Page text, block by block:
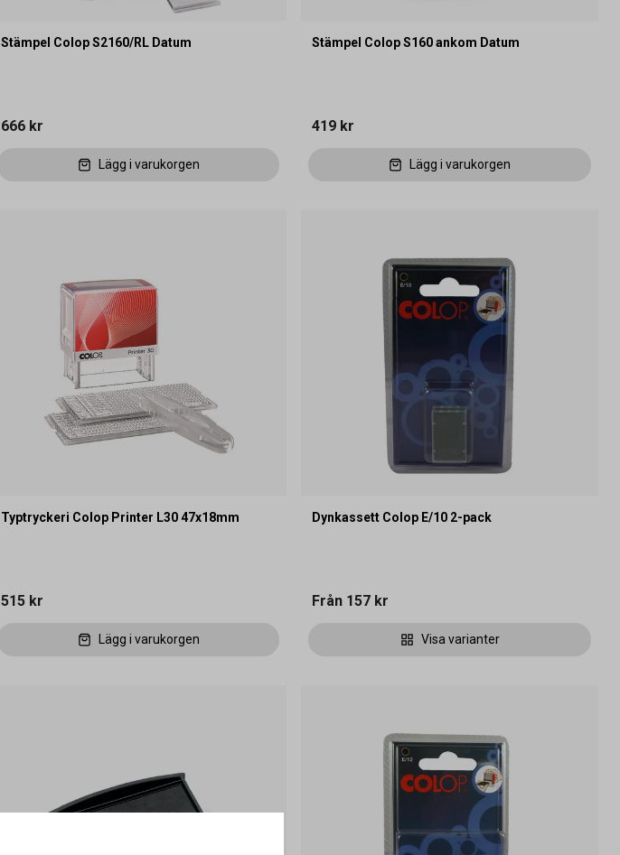
Stämpel Colop S2160/RL Datum
666 kr
Lägg i varukorgen
Stämpel Colop S160 ankom Datum
419 kr
Lägg i varukorgen
Typtryckeri Colop Printer L30 47x18mm
515 kr
Lägg i varukorgen
Dynkassett Colop E/10 2-pack
Från 157 kr
Visa varianter